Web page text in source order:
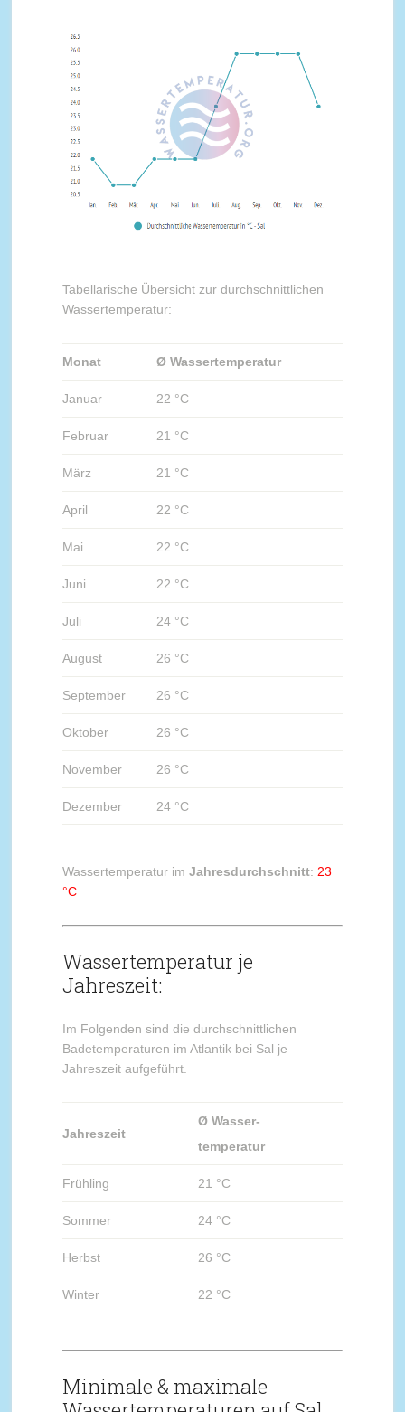
Tabellarische Übersicht zur durchschnittlichen
Wassertemperatur:
Monat Ø Wassertemperatur
Januar 22 °C
Februar 21 °C
März 21 °C
April 22 °C
Mai 22 °C
Juni 22 °C
Juli 24 °C
August 26 °C
September 26 °C
Oktober 26 °C
November 26 °C
Dezember 24 °C
Wassertemperatur im Jahresdurchschnitt: 23
°C
Wassertemperatur je
Jahreszeit:
Im Folgenden sind die durchschnittlichen
Badetemperaturen im Atlantik bei Sal je
Jahreszeit aufgeführt.
Jahreszeit
Ø Wasser-
temperatur
Frühling 21 °C
Sommer 24 °C
Herbst 26 °C
Winter 22 °C
Minimale & maximale